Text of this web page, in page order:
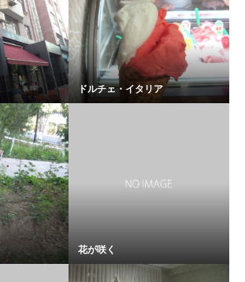
ドルチェ・イタリア
花が咲く